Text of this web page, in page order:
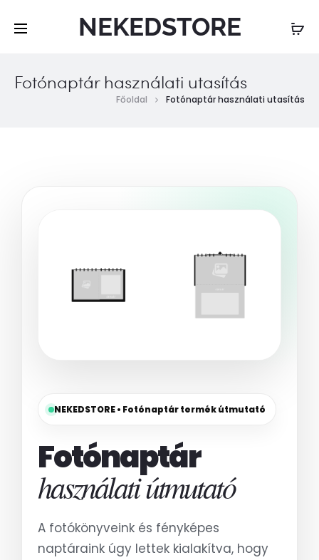
NEKEDSTORE
Fotónaptár használati utasítás
Főoldal Fotónaptár használati utasítás
NEKEDSTORE • Fotónaptár termék útmutató
Fotónaptár
használati útmutató
A fotókönyveink és fényképes
naptáraink úgy lettek kialakítva, hogy